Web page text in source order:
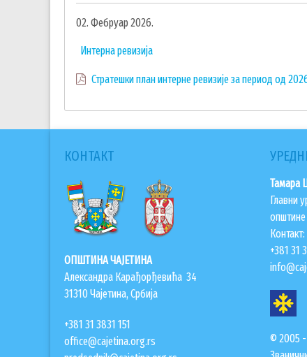
02. Фебруар 2026.
Интерна ревизија
Стратешки план интерне ревизије за период од
КОНТАКТ
ОПШТИНА ЧАЈЕТИНА
Александра Карађорђевића 34
31310 Чајетина, Србија
+381 31 3831 151
office@cajetina.org.rs
Тамара
Главни
општине
Контакт:
+381 31
© 2005 -